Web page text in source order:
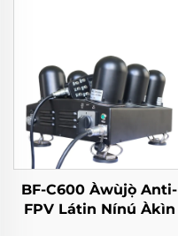
BF-C600 Àwùjọ̀ Anti-
FPV Látin Nínú Àkìn